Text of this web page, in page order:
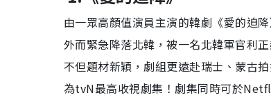
由一眾高顏值演員主演的韓劇《愛的迫
外而緊急降落北韓，被一名北韓軍官利
不但題材新穎，劇組更遠赴瑞士、蒙古
為tvN最高收視劇集！劇集同時可於